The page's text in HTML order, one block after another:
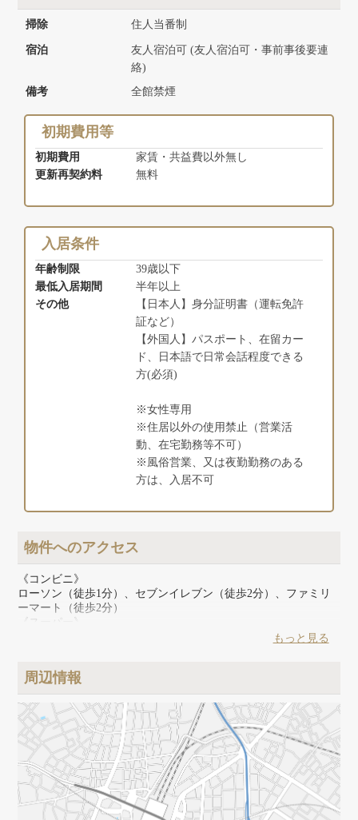
掃除 住人当番制
宿泊
友人宿泊可 (友人宿泊可・事前事後要連
絡)
備考
全館禁煙
初期費用等
初期費用
家賃・共益費以外無し
更新再契約料
無料
入居条件
年齢制限
39歳以下
最低入居期間
半年以上
その他
【日本人】身分証明書（運転免許
証など）
【外国人】パスポート、在留カー
ド、日本語で日常会話程度できる
方(必須)
※女性専用
※住居以外の使用禁止（営業活
動、在宅勤務等不可）
※風俗営業、又は夜勤勤務のある
方は、入居不可
物件へのアクセス
《コンビニ》
ローソン（徒歩1分）、セブンイレブン（徒歩2分）、ファミリ
ーマート（徒歩2分）
《スーパー》
公園（徒歩15分）
もっと見る
周辺情報